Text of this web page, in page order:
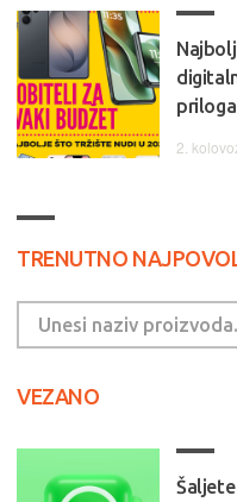
priloga
2.
TRENUTNO
VEZANO